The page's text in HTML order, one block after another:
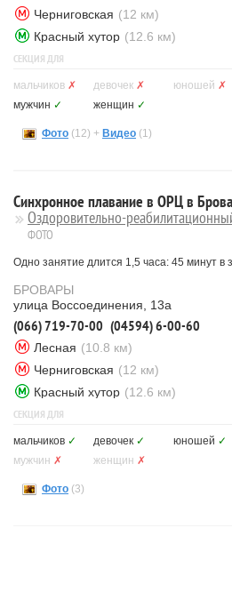
Черниговская (12 км)
Красный хутор (12.6 км)
СЕКЦИЯ ДЛЯ
мальчиков ✗ девочек ✗ юношей ✗
мужчин ✓ женщин ✓
Фото (12) + Видео (1)
Синхронное плавание в ОРЦ в
Оздоровительно-
ФОТО
Одно занятие длится 1,5 часа: 45 минут в
БРОВАРЫ
улица Воссоединения, 13а
(066) 719-70-00 (04594) 6-00-60
Лесная (10.8 км)
Черниговская (12 км)
Красный хутор (12.6 км)
СЕКЦИЯ ДЛЯ
мальчиков ✓ девочек ✓ юношей ✓
мужчин ✗ женщин ✗
Фото (3)